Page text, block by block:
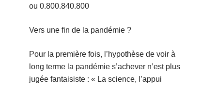
ou 0.800.840.800
Vers une fin de la pandémie ?
Pour la première fois, l’hypothèse de voir à
long terme la pandémie s’achever n’est plus
jugée fantaisiste : « La science, l’appui